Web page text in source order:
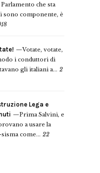
che sta
sono componente, è
Votate, votate,
i conduttori di
gli italiani a... 2
Lega e
Prima Salvini, e
a usare la
come... 22